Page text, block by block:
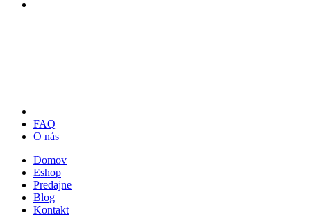
FAQ
O nás
Domov
Eshop
Predajne
Blog
Kontakt